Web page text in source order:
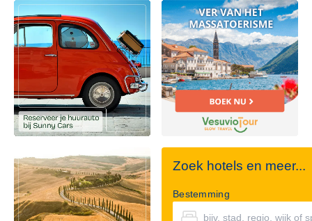
Zoek hotels en meer...
Bestemming